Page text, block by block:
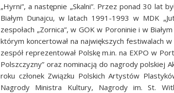
„Hyrni”, a następnie „Skalni”. Przez ponad 30 lat
Białym Dunajcu, w latach 1991-1993 w MDK
zespołach „Zornica”, w GOK w Poroninie i w
którym koncertował na największych festiwalach
zespół reprezentował Polskę m.in. na EXPO w
Polszczyzny” oraz nominacją do nagrody polskiej
roku członek Związku Polskich Artystów
Nagrody Ministra Kultury, Nagrody im. St.